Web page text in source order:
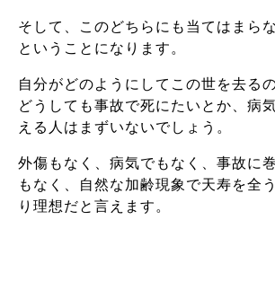
そして、このどちらにも当てはまら
ということになります。
自分がどのようにしてこの世を去る
どうしても事故で死にたいとか、病
える人はまずいないでしょう。
外傷もなく、病気でもなく、事故に
もなく、自然な加齢現象で天寿を全
り理想だと言えます。